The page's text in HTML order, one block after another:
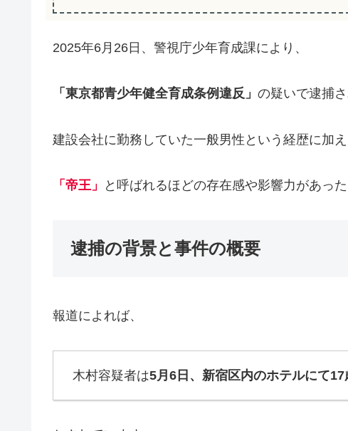
2025年6月26日、警視庁少年育成課により、
「東京都青少年健全育成条例違反」 の疑いで逮捕さ
建設会社に勤務していた一般男性という経歴に加え
「帝王」 と呼ばれるほどの存在感や影響力があった
逮捕の背景と事件の概要
報道によれば、
木村容疑者は5月6日、新宿区内のホテルにて